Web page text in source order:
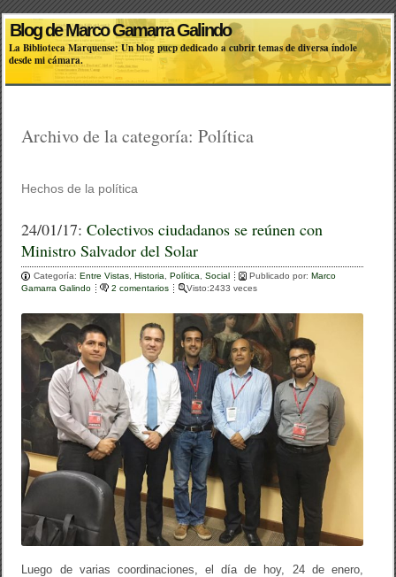
Blog de Marco Gamarra Galindo
La Biblioteca Marquense: Un blog pucp dedicado a cubrir temas de diversa índole
desde mi cámara.
Archivo de la categoría:Política
Hechos de la política
24/01/17:Colectivos ciudadanos se reúnen con
Ministro Salvador del Solar
Categoría:Entre Vistas ,Historia ,Política ,Social Publicado por:Marco
Gamarra Galindo
2 comentarios Visto:2433 veces
Luego de varias coordinaciones, el día de hoy, 24 de enero,